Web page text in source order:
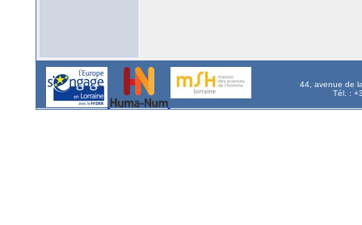
44, avenue de
Tél. :